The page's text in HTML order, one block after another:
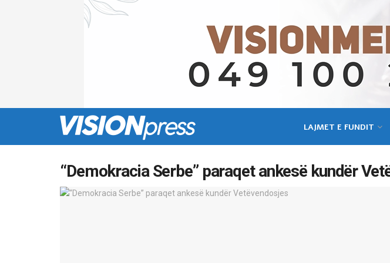
LAJMET E FUNDIT
“Demokracia Serbe” paraqet ankesë kundër